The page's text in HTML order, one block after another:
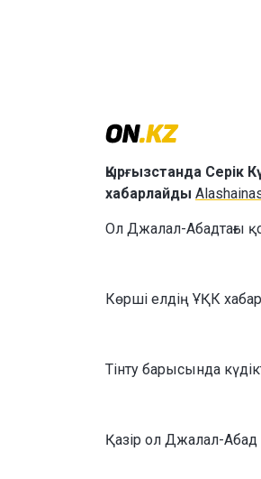
Қырғызстанда
хабарлайды
Ол Джалал-Абадтағы
Көрші елдің ҰҚК
Тінту барысында
Қазір ол Джалал-